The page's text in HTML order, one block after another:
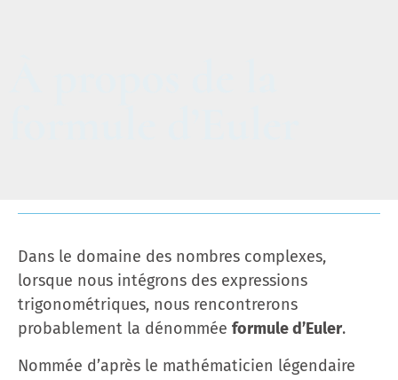
Dans le domaine des nombres complexes,
lorsque nous intégrons des expressions
trigonométriques, nous rencontrerons
probablement la dénommée formule d’Euler.
Nommée d’après le mathématicien légendaire